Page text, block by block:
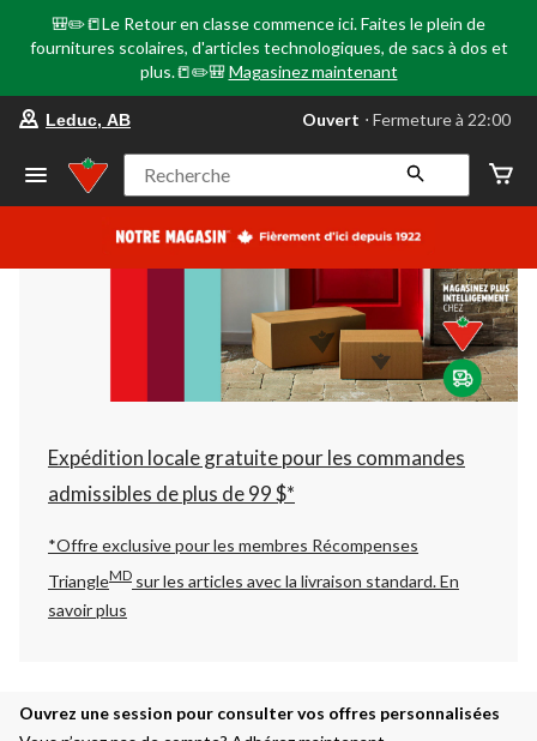
🎒✏️📒Le Retour en classe commence ici. Faites le plein de
fournitures scolaires, d'articles technologiques, de sacs à dos et
plus.📒✏️🎒 Magasinez maintenant
votre
préféré
Leduc,
AB,
courament
Fermeture
à
22:00
cliquer
pour
changer
Leduc, AB Ouvert ⋅ Fermeture à 22:00
Recherche
Expédition locale gratuite pour les commandes
admissibles de plus de 99 $*
*Offre exclusive pour les membres Récompenses
TriangleMD sur les articles avec la livraison standard.En
savoir plus
Ouvrez une session pour consulter vos offres personnalisées